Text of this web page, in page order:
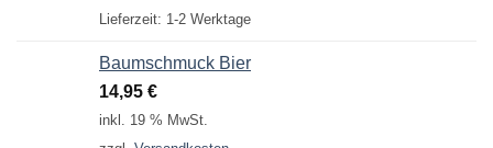
Lieferzeit: 1-2 Werktage
Baumschmuck Bier
14,95 €
inkl. 19 % MwSt.